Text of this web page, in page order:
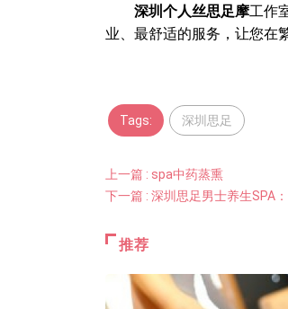
深圳个人丝思足摩工作
业、最舒适的服务，让您在
Tags: 深圳思足
上一篇 : spa中药蒸熏
下一篇 : 深圳思足男士养生SPA
推荐